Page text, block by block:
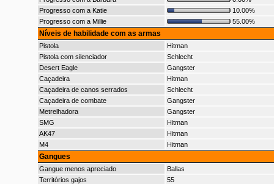
Progresso com a Katie
10.00%
Progresso com a Millie
55.00%
Níveis de habilidade com as armas
Pistola
Hitman
Pistola com silenciador
Schlecht
Desert Eagle
Gangster
Caçadeira
Hitman
Caçadeira de canos serrados
Schlecht
Caçadeira de combate
Gangster
Metrelhadora
Gangster
SMG
Hitman
AK47
Hitman
M4
Hitman
Gangues
Gangue menos apreciado
Ballas
Territórios gajos
55